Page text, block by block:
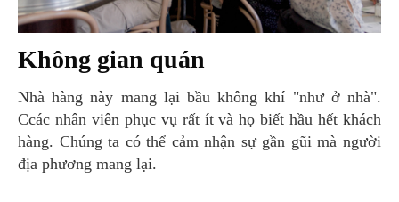
Không gian quán
Nhà hàng này mang lại bầu không khí "như ở nhà".
Ccác nhân viên phục vụ rất ít và họ biết hầu hết khách
hàng. Chúng ta có thể cảm nhận sự gần gũi mà người
địa phương mang lại.